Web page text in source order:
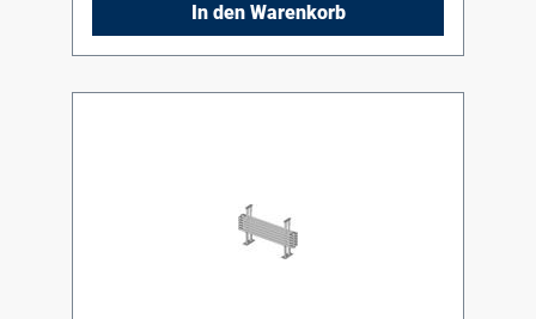
Anschluss- und Blindstopfen sind werkseitig
eingedichtet, in Schrumpffolie verpackt und
soweit erforderlich mit Kantenschutz versehen.
In den Warenkorb